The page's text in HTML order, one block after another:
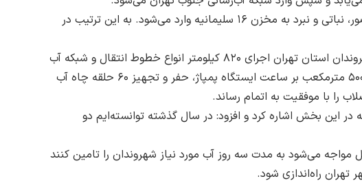
وی افزود: در بخش دوم این طرح نیز در شرق تهران حدود هزار لیتر آب در ثانیه پس از عبور از مناطق هاشم‌آباد، منصور، نباتی و نبرد به مخزن ۱۶ سلیمانیه وارد‌ می‌شود. به این ترتیب در
مدیرعامل شرکت آب و فاضلاب استان تهران تاکید کرد: این شرکت در سال ۹۶ در چارچوب خدمات‌رسانی بهینه به شهروندان استان تهران اجرای ۸۲۰ کیلومتر انواع خطوط انتقال و شبکه آب
و فاضلاب در اندازه‌های ۹۰ تا دو هزار میلی‌متر، احداث ۵۴ هزار مترمکعب مخزن ذخیره آب آشامیدنی، احداث هزار و ۵۰۰ مترمکعب بر ساعت ایستگاه پمپاژ، حفر و تجهیز ۶۰ حلقه چاه آب
این بخش اشاره کرد و افزود: در سال گذشته توانسته‌ایم دو
مواجه می‌شود به مدت سه روز آب مورد نیاز شهروندان را تامین کنند